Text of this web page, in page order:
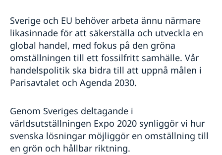
Sverige och EU behöver arbeta ännu närmare
likasinnade för att säkerställa och utveckla en
global handel, med fokus på den gröna
omställningen till ett fossilfritt samhälle. Vår
handelspolitik ska bidra till att uppnå målen i
Parisavtalet och Agenda 2030.
Genom Sveriges deltagande i
världsutställningen Expo 2020 synliggör vi hur
svenska lösningar möjliggör en omställning till
en grön och hållbar riktning.